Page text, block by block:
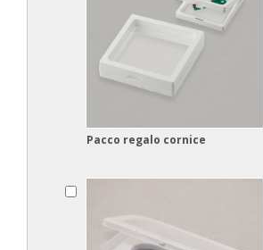
Pacco regalo cornice